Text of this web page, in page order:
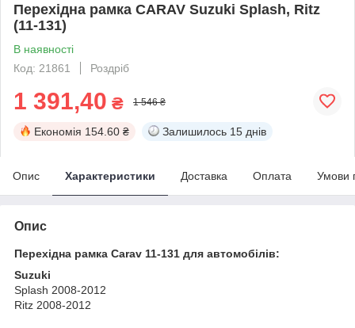
Перехідна рамка CARAV Suzuki Splash, Ritz
(11-131)
В наявності
Код: 21861
Роздріб
1 391,40 ₴ 1 546 ₴
Економія 154.60 ₴ Залишилось 15 днів
Опис Характеристики Доставка Оплата Умови
Опис
Перехідна рамка Carav 11-131 для автомобілів:
Suzuki
Splash 2008-2012
Ritz 2008-2012